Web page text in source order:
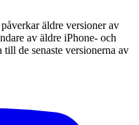
äldre versioner av
av äldre iPhone- och
de senaste versionerna av